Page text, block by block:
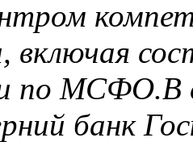
включая
по МСФО.В
банк